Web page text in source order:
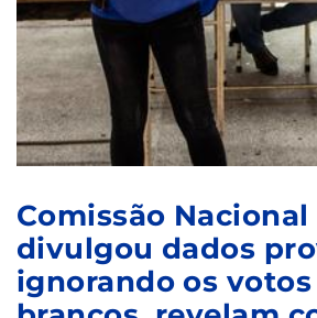
Comissão
divulgou dados
ignorando os